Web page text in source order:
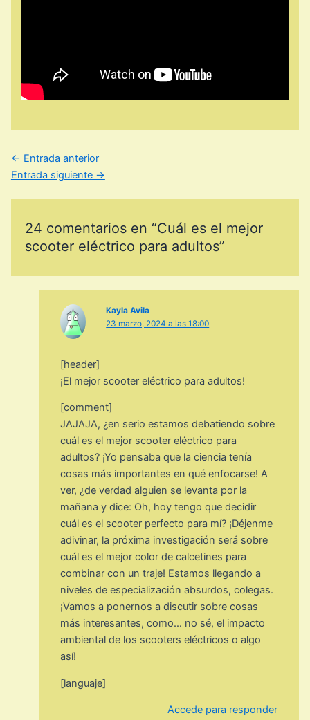
← Entrada anterior
Entrada siguiente →
24 comentarios en “Cuál es el mejor
scooter eléctrico para adultos”
Kayla Avila
23 marzo, 2024 a las 18:00
[header]
¡El mejor scooter eléctrico para adultos!
[comment]
JAJAJA, ¿en serio estamos debatiendo sobre
cuál es el mejor scooter eléctrico para
adultos? ¡Yo pensaba que la ciencia tenía
cosas más importantes en qué enfocarse! A
ver, ¿de verdad alguien se levanta por la
mañana y dice: Oh, hoy tengo que decidir
cuál es el scooter perfecto para mí? ¡Déjenme
adivinar, la próxima investigación será sobre
cuál es el mejor color de calcetines para
combinar con un traje! Estamos llegando a
niveles de especialización absurdos, colegas.
¡Vamos a ponernos a discutir sobre cosas
más interesantes, como… no sé, el impacto
ambiental de los scooters eléctricos o algo
así!
[languaje]
Accede para responder